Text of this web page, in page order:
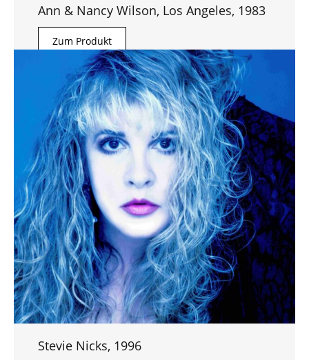
Ann & Nancy Wilson, Los Angeles, 1983
Zum Produkt
Stevie Nicks, 1996